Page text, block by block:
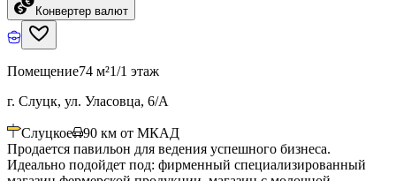
Конвертер валют
Помещение74 м²1/1 этаж
г. Слуцк, ул. Уласовца, 6/А
Слуцкое 90 км от МКАД
Продается павильон для ведения успешного бизнеса.
Идеально подойдет под: фирменный специализированный